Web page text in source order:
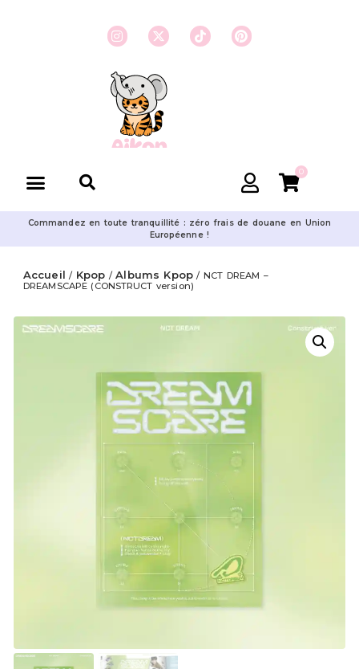
0
Commandez en toute tranquillité : zéro frais de douane en Union
Européenne !
Accueil / Kpop /Albums Kpop/ NCT DREAM –
DREAMSCAPE (CONSTRUCT version)